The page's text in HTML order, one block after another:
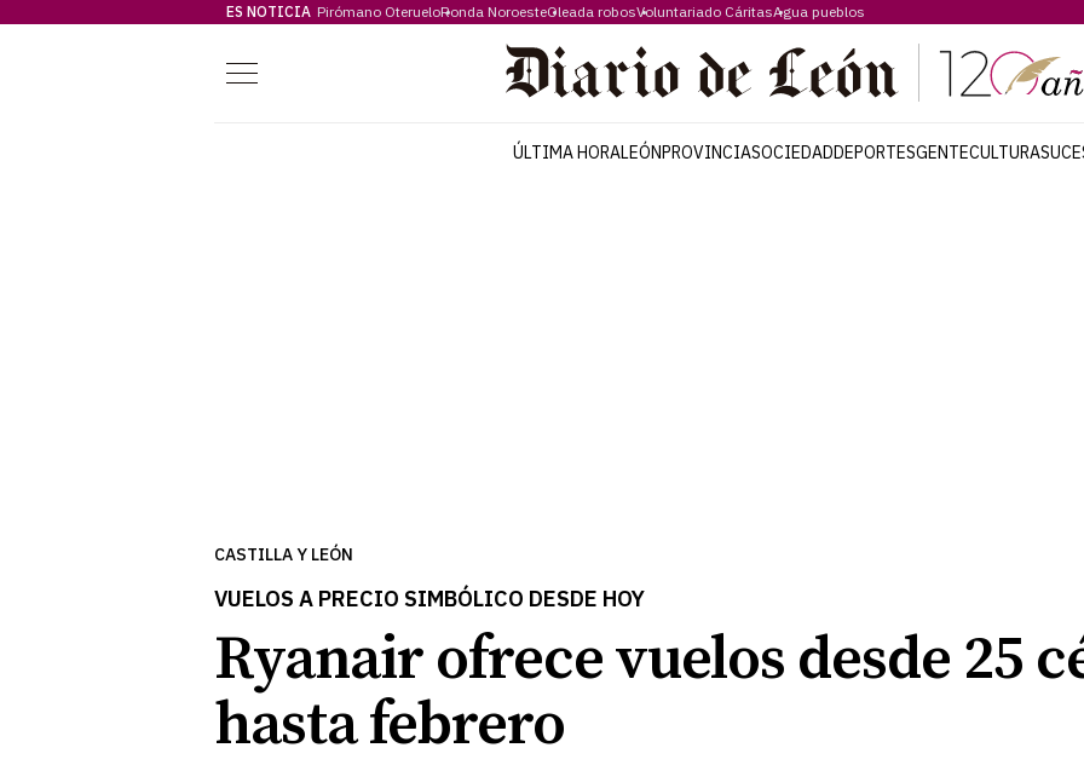
ES NOTICIA Pirómano OterueloRonda NoroesteOleada robosVoluntariado CáritasAgua pueblos
Menú
ÚLTIMA HORALEÓNPROVINCIASOCIEDADDEPORTESGENTECULTURA
CASTILLA Y LEÓN
VUELOS A PRECIO SIMBÓLICO DESDE HOY
Ryanair ofrece vuelos desde 25
hasta febrero